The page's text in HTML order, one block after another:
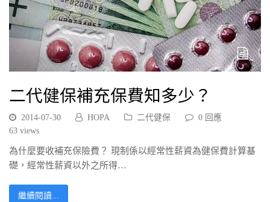
二代健保補充保費知多少？
2014-07-30 HOPA 二代健保
0 回應
63 views
為什麼要收補充保險費？ 現制係以經常性薪資為健保費計算基
礎，經常性薪資以外之所得…
繼續閱讀...